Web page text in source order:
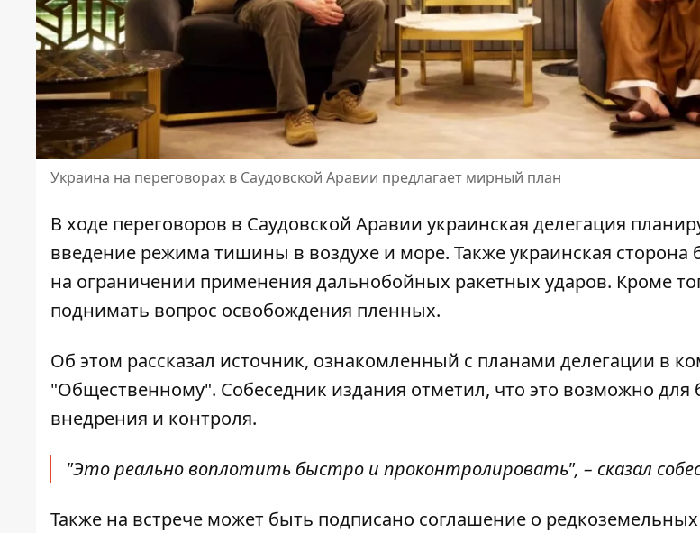
Украина на переговорах в Саудовской Аравии предлагает мирный план
В ходе переговоров в Саудовской Аравии украинская делегация
введение режима тишины в воздухе и море. Также украинская сторона
на ограничении применения дальнобойных ракетных ударов. Кроме
поднимать вопрос освобождения пленных.
Об этом рассказал источник, ознакомленный с планами делегации в
"Общественному". Собеседник издания отметил, что это возможно для
внедрения и контроля.
"Это реально воплотить быстро и проконтролировать", – сказал
Также на встрече может быть подписано соглашение о